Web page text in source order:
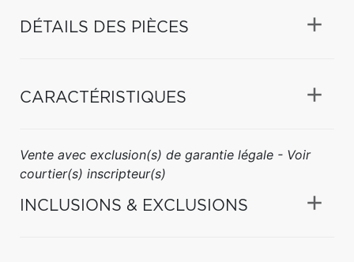
DÉTAILS DES PIÈCES
CARACTÉRISTIQUES
Vente avec exclusion(s) de garantie légale - Voir
courtier(s) inscripteur(s)
INCLUSIONS & EXCLUSIONS